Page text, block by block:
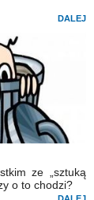
DALEJ
ze „sztuką
o to chodzi?